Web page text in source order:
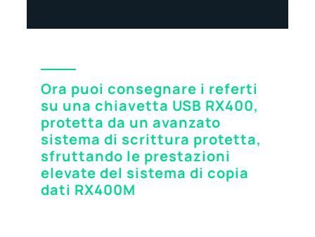
Ora puoi consegnare i referti
su una chiavetta USB RX400,
protetta da un avanzato
sistema di scrittura protetta,
sfruttando le prestazioni
elevate del sistema di copia
dati RX400M